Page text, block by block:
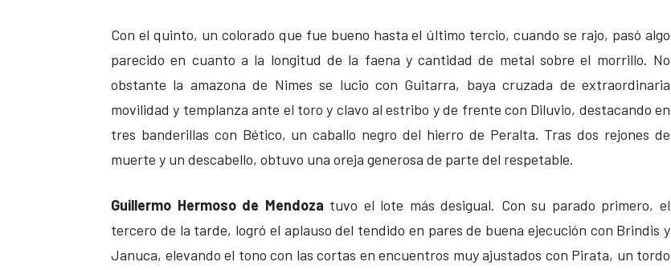
Con el quinto, un colorado que fue bueno hasta el último tercio, cuando se rajo, pasó algo
parecido en cuanto a la longitud de la faena y cantidad de metal sobre el morrillo. No
obstante la amazona de Nimes se lucio con Guitarra, baya cruzada de extraordinaria
movilidad y templanza ante el toro y clavo al estribo y de frente con Diluvio, destacando en
tres banderillas con Bético, un caballo negro del hierro de Peralta. Tras dos rejones de
muerte y un descabello, obtuvo una oreja generosa de parte del respetable.
Guillermo Hermoso de Mendoza tuvo el lote más desigual. Con su parado primero, el
tercero de la tarde, logró el aplauso del tendido en pares de buena ejecución con Brindis y
Januca, elevando el tono con las cortas en encuentros muy ajustados con Pirata, un tordo